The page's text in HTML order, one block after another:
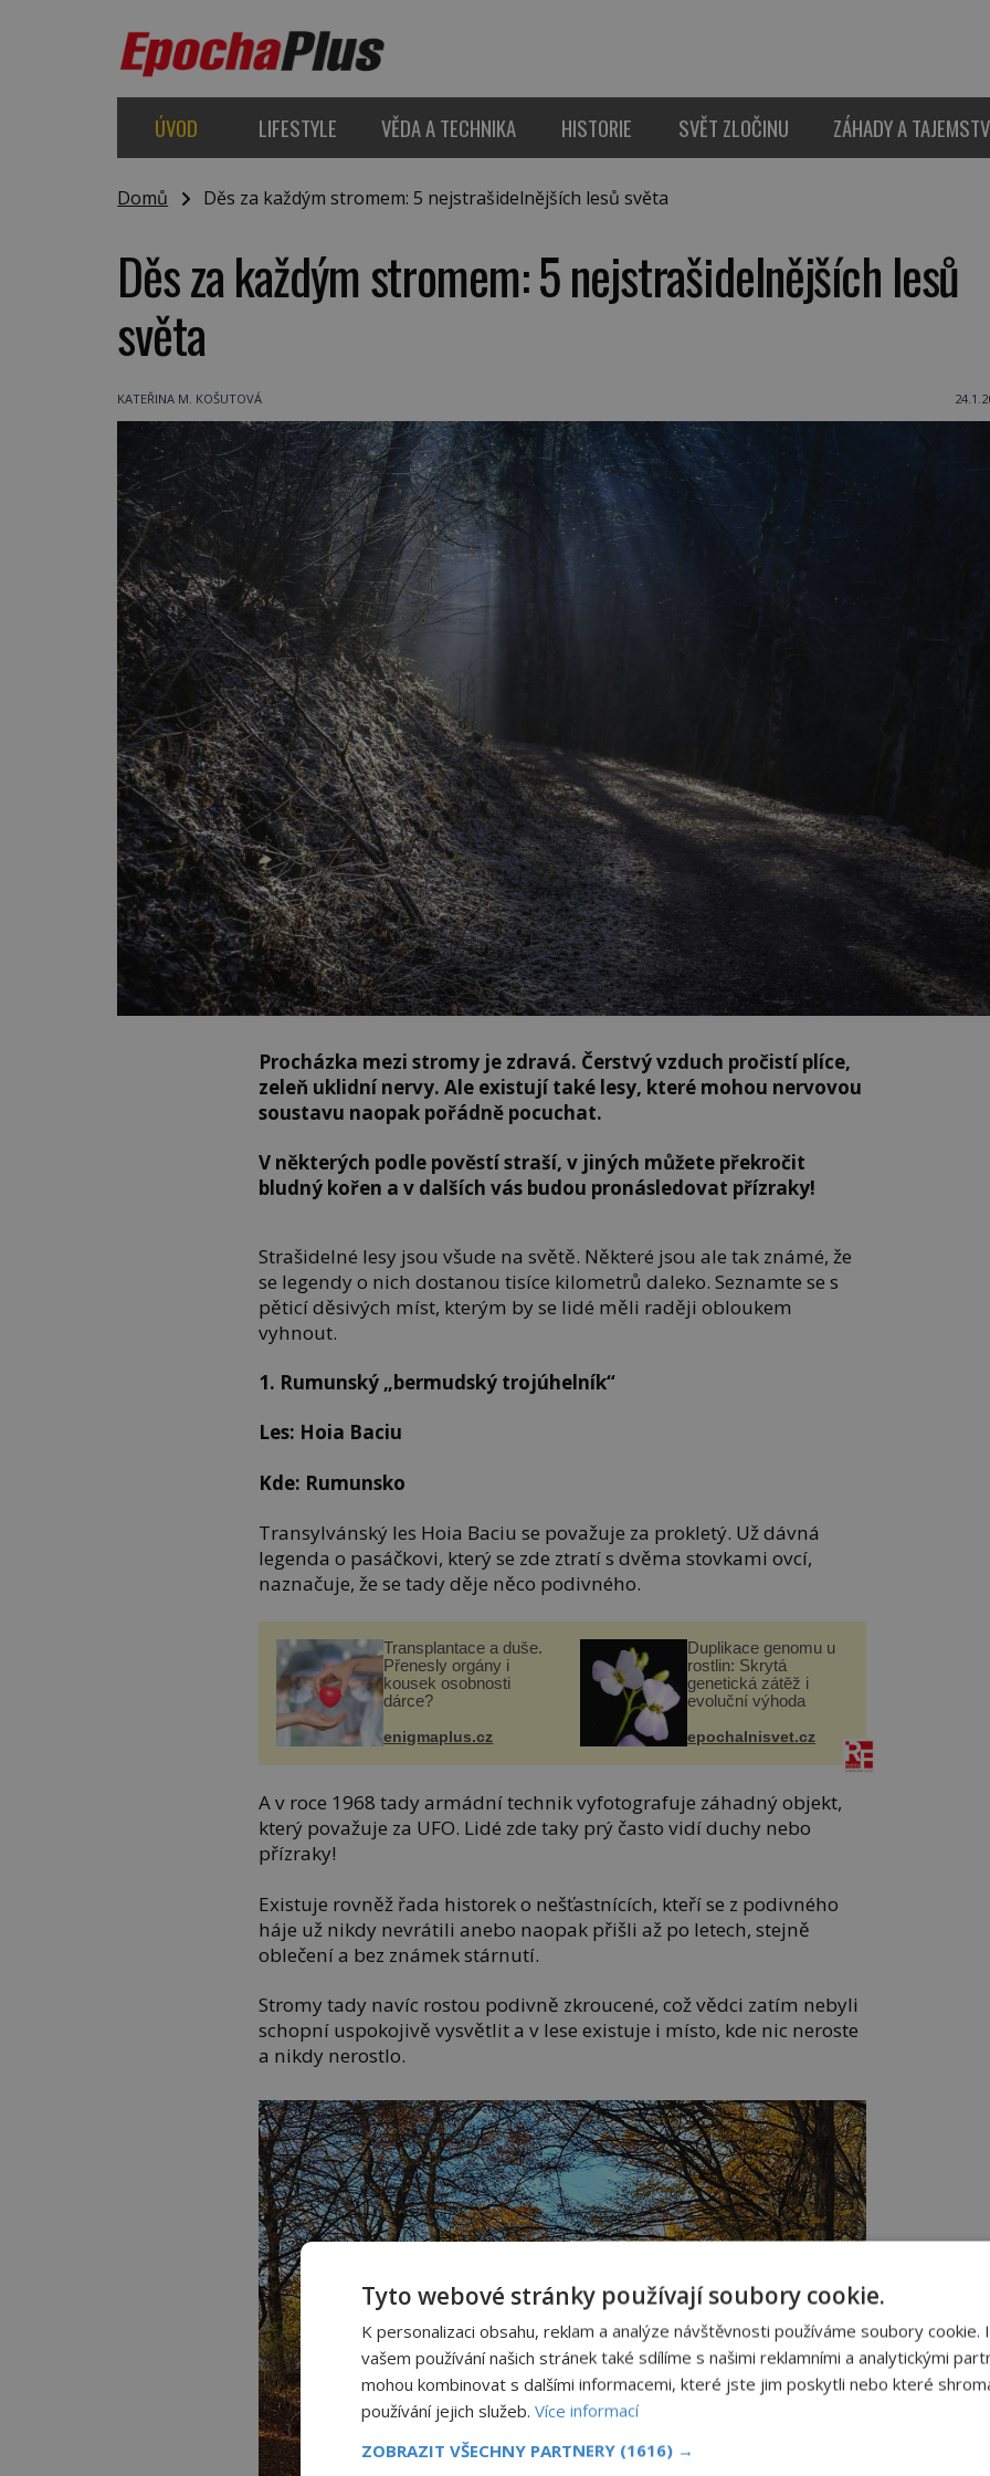
ÚVOD LIFESTYLE VĚDA A TECHNIKA HISTORIE SVĚT ZLOČINU ZÁHADY A
Domů Děs za každým stromem: 5 nejstrašidelnějších lesů světa
Děs za každým stromem: 5 nejstrašidelnějších lesů
světa
KATEŘINA M. KOŠUTOVÁ
Procházka mezi stromy je zdravá. Čerstvý vzduch pročistí plíce,
zeleň uklidní nervy. Ale existují také lesy, které mohou nervovou
soustavu naopak pořádně pocuchat.
V některých podle pověstí straší, v jiných můžete překročit
bludný kořen a v dalších vás budou pronásledovat přízraky!
Strašidelné lesy jsou všude na světě. Některé jsou ale tak známé, že
se legendy o nich dostanou tisíce kilometrů daleko. Seznamte se s
pěticí děsivých míst, kterým by se lidé měli raději obloukem
vyhnout.
1. Rumunský „bermudský trojúhelník“
Les: Hoia Baciu
Kde: Rumunsko
Transylvánský les Hoia Baciu se považuje za prokletý. Už dávná
legenda o pasáčkovi, který se zde ztratí s dvěma stovkami ovcí,
naznačuje, že se tady děje něco podivného.
Transplantace a duše.
Přenesly orgány i
kousek osobnosti
dárce?
enigmaplus.cz
Duplikace genomu u
rostlin: Skrytá
genetická zátěž i
evoluční výhoda
epochalnisvet.cz
A v roce 1968 tady armádní technik vyfotografuje záhadný objekt,
který považuje za UFO. Lidé zde taky prý často vidí duchy nebo
přízraky!
Existuje rovněž řada historek o nešťastnících, kteří se z podivného
háje už nikdy nevrátili anebo naopak přišli až po letech, stejně
oblečení a bez známek stárnutí.
Stromy tady navíc rostou podivně zkroucené, což vědci zatím nebyli
schopní uspokojivě vysvětlit a v lese existuje i místo, kde nic neroste
a nikdy nerostlo.
Tyto webové stránky používají soubory cookie.
K personalizaci obsahu, reklam a analýze návštěvnosti používáme soubory cookie.
vašem používání našich stránek také sdílíme s našimi reklamními a analytickými
mohou kombinovat s dalšími informacemi, které jste jim poskytli nebo které
používání jejich služeb. Více informací
ZOBRAZIT VŠECHNY PARTNERY (1616) →